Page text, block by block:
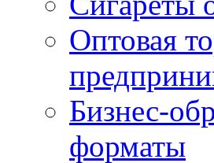
Оптовая
Бизнес-
форматы